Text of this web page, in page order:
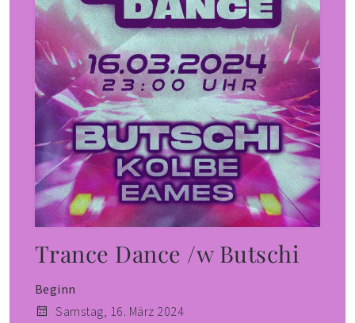
Trance Dance /w Butschi
Beginn
Samstag, 16. März 2024